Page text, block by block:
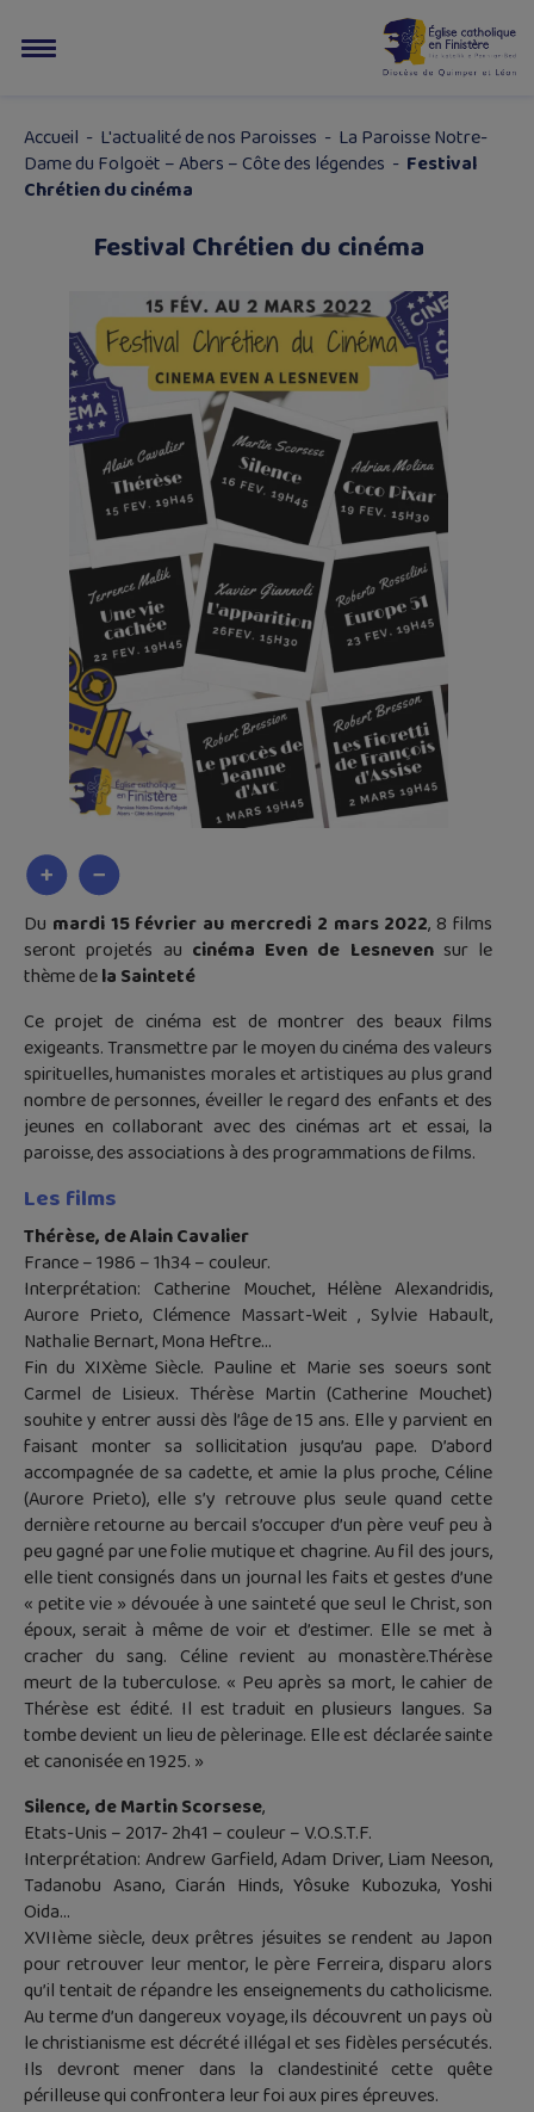
Accueil - L'actualité de nos Paroisses - La Paroisse Notre-
Dame du Folgoët – Abers – Côte des légendes - Festival
Chrétien du cinéma
Festival Chrétien du cinéma
Du mardi 15 février au mercredi 2 mars 2022, 8 films
seront projetés au cinéma Even de Lesnevensur le
thème dela Sainteté
Ce projet de cinéma est de montrer des beaux films
exigeants. Transmettre par le moyen du cinéma des valeurs
spirituelles, humanistes morales et artistiques au plus grand
nombre de personnes, éveiller le regard des enfants et des
jeunes en collaborant avec des cinémas art et essai, la
paroisse, des associations à des programmations de films.
Les films
Thérèse, de Alain Cavalier
France – 1986 – 1h34 – couleur.
Interprétation: Catherine Mouchet, Hélène Alexandridis,
Aurore Prieto, Clémence Massart-Weit , Sylvie Habault,
Nathalie Bernart, Mona Heftre…
Fin du XIXème Siècle. Pauline et Marie ses soeurs sont
Carmel de Lisieux. Thérèse Martin (Catherine Mouchet)
souhite y entrer aussi dès l’âge de 15 ans. Elle y parvient en
faisant monter sa sollicitation jusqu’au pape. D’abord
accompagnée de sa cadette, et amie la plus proche, Céline
(Aurore Prieto), elle s’y retrouve plus seule quand cette
dernière retourne au bercail s’occuper d’un père veuf peu à
peu gagné par une folie mutique et chagrine. Au fil des jours,
elle tient consignés dans un journal les faits et gestes d’une
« petite vie » dévouée à une sainteté que seul le Christ, son
époux, serait à même de voir et d’estimer. Elle se met à
cracher du sang. Céline revient au monastère.Thérèse
meurt de la tuberculose. « Peu après sa mort, le cahier de
Thérèse est édité. Il est traduit en plusieurs langues. Sa
tombe devient un lieu de pèlerinage. Elle est déclarée sainte
et canonisée en 1925. »
Silence, de Martin Scorsese,
Etats-Unis – 2017- 2h41 – couleur – V.O.S.T.F.
Interprétation: Andrew Garfield, Adam Driver, Liam Neeson,
Tadanobu Asano, Ciarán Hinds, Yôsuke Kubozuka, Yoshi
Oida…
XVIIème siècle, deux prêtres jésuites se rendent au Japon
pour retrouver leur mentor, le père Ferreira, disparu alors
qu’il tentait de répandre les enseignements du catholicisme.
Au terme d’un dangereux voyage, ils découvrent un pays où
le christianisme est décrété illégal et ses fidèles persécutés.
Ils devront mener dans la clandestinité cette quête
périlleuse qui confrontera leur foi aux pires épreuves.